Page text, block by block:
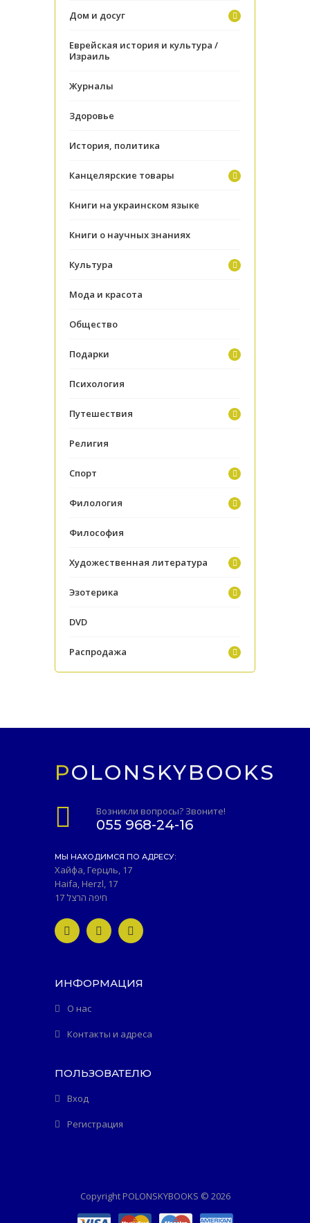
Дом и досуг
Еврейская история и культура /
Израиль
Журналы
Здоровье
История, политика
Канцелярские товары
Книги на украинском языке
Книги о научных знаниях
Культура
Мода и красота
Общество
Подарки
Психология
Путешествия
Религия
Спорт
Филология
Философия
Художественная литература
Эзотерика
DVD
Распродажа
POLONSKYBOOKS
Возникли вопросы? Звоните!
055 968-24-16
МЫ НАХОДИМСЯ ПО АДРЕСУ:
Хайфа, Герцль, 17
Haifa, Herzl, 17
חיפה הרצל 17
ИНФОРМАЦИЯ
О нас
Контакты и адреса
ПОЛЬЗОВАТЕЛЮ
Вход
Регистрация
Copyright POLONSKYBOOKS © 2026